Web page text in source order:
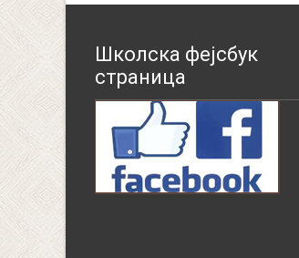
Школска фејсбук
страница